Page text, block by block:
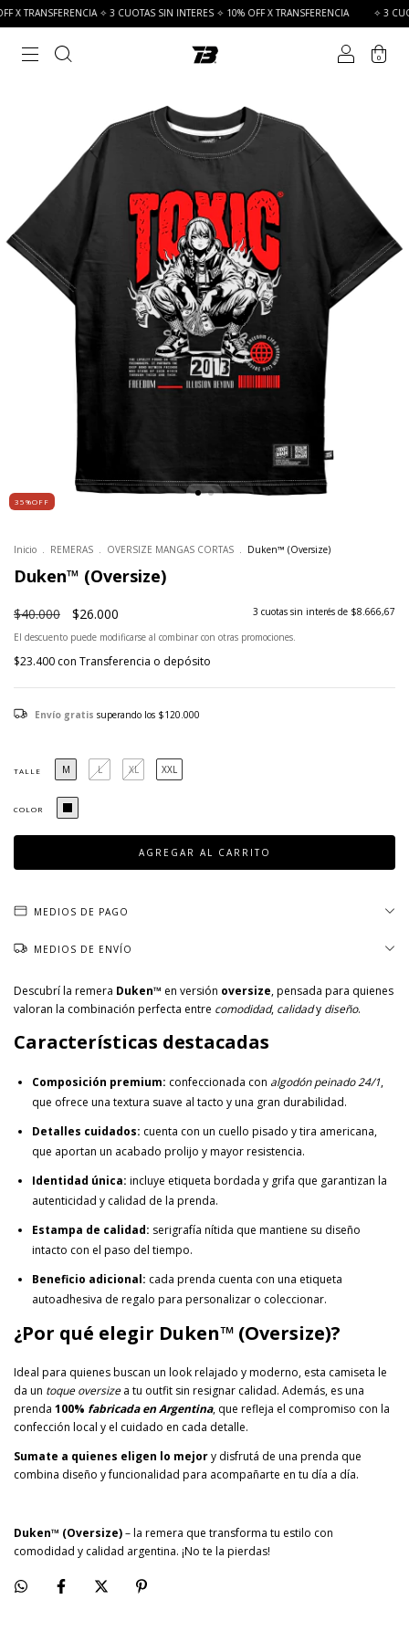
✧ 3 CUOTAS SIN INTERES ✧ 10% OFF X TRANSFERENCIA ✧ 3
0
35%OFF
Inicio . REMERAS . OVERSIZE MANGAS CORTAS . Duken™ (Oversize)
Duken™ (Oversize)
$40.000 $26.000 3 cuotas sin interés de $8.666,67
El descuento puede modificarse al combinar con otras promociones.
$23.400 con Transferencia o depósito
Envío gratis superando los $120.000
TALLE M L XL XXL
COLOR
MEDIOS DE PAGO
MEDIOS DE ENVÍO
Descubrí la remera Duken™ en versión oversize, pensada para quienes
valoran la combinación perfecta entre comodidad, calidady diseño.
Características destacadas
Composición premium: confeccionada con algodón peinado 24/1,
que ofrece una textura suave al tacto y una gran durabilidad.
Detalles cuidados: cuenta con un cuello pisado y tira americana,
que aportan un acabado prolijo y mayor resistencia.
Identidad única: incluye etiqueta bordada y grifa que garantizan la
autenticidad y calidad de la prenda.
Estampa de calidad: serigrafía nítida que mantiene su diseño
intacto con el paso del tiempo.
Beneficio adicional: cada prenda cuenta con una etiqueta
autoadhesiva de regalo para personalizar o coleccionar.
¿Por qué elegir Duken™ (Oversize)?
Ideal para quienes buscan un look relajado y moderno, esta camiseta le
da un toque oversizea tu outfit sin resignar calidad. Además, es una
prenda 100% fabricada en Argentina, que refleja el compromiso con la
confección local y el cuidado en cada detalle.
Sumate a quienes eligen lo mejory disfrutá de una prenda que
combina diseño y funcionalidad para acompañarte en tu día a día.
Duken™ (Oversize)– la remera que transforma tu estilo con
comodidad y calidad argentina. ¡No te la pierdas!